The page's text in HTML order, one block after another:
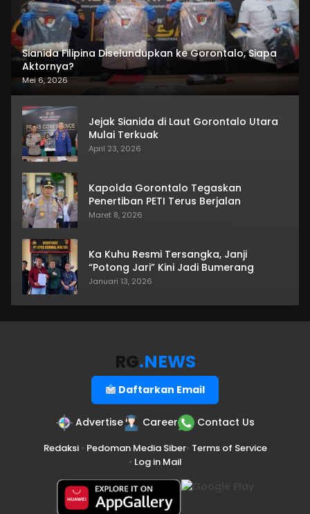
Sianida Filipina Diselundupkan ke Gorontalo, Siapa
Aktornya?
Mei 6, 2026
Jejak Sianida di Laut Gorontalo Utara
Mulai Terkuak
April 23, 2026
Kapolda Gorontalo Tegaskan
Penertiban PETI Terus Berjalan
Maret 8, 2026
Ka Kuhu Resmi Tersangka, Janji
“Potong Jari” Kini Jadi Bumerang
Januari 13, 2026
RG.NEWS
Daftarkan Email
Advertise Career Contact Us
Redaksi• Pedoman Media Siber• Terms of Service
• Log in Mail